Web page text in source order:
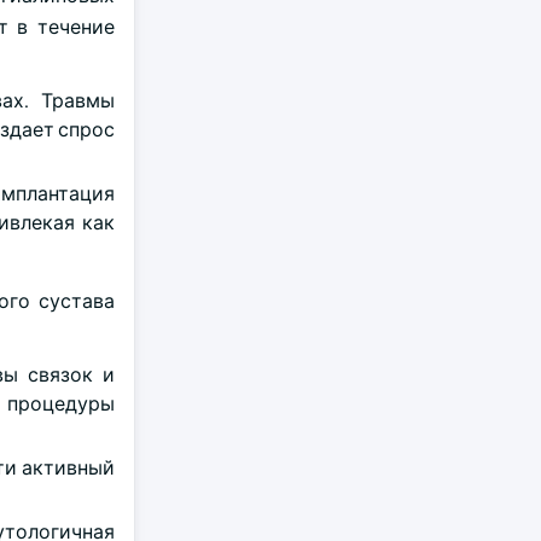
в течение
Травмы
спрос
как
сустава
связок и
активный